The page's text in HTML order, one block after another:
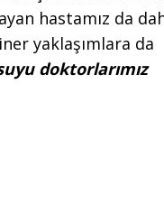
hastamız da
yaklaşımlara da
doktorlarımız